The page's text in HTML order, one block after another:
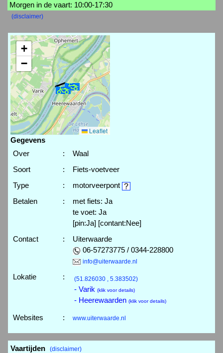
Morgen in de vaart: 10:00-17:30
(disclaimer)
+
−
Leaflet
Gegevens
Over
:
Waal
Soort
:
Fiets-voetveer
Type
:
motorveerpont
Betalen
:
met fiets: Ja
te voet: Ja
[pin:Ja] [contant:Nee]
Contact
:
Uiterwaarde
06-57273775 / 0344-228800
info@uiterwaarde.nl
Lokatie : (51.826030 , 5.383502)
- Varik (klik voor details)
- Heerewaarden (klik voor details)
Websites : www.uiterwaarde.nl
Vaartijden (disclaimer)